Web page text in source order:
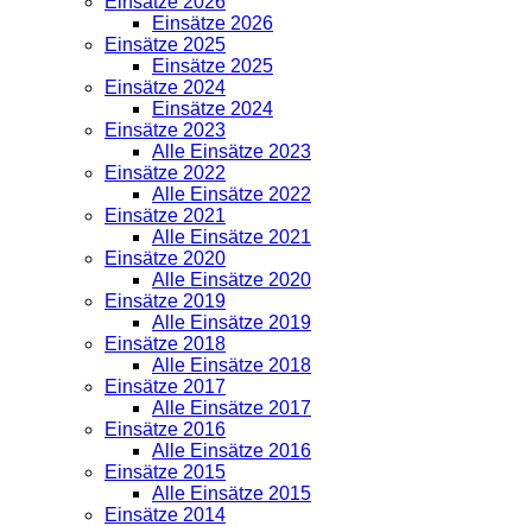
Einsätze 2026
Einsätze 2025
Einsätze 2025
Einsätze 2024
Einsätze 2024
Einsätze 2023
Alle Einsätze 2023
Einsätze 2022
Alle Einsätze 2022
Einsätze 2021
Alle Einsätze 2021
Einsätze 2020
Alle Einsätze 2020
Einsätze 2019
Alle Einsätze 2019
Einsätze 2018
Alle Einsätze 2018
Einsätze 2017
Alle Einsätze 2017
Einsätze 2016
Alle Einsätze 2016
Einsätze 2015
Alle Einsätze 2015
Einsätze 2014